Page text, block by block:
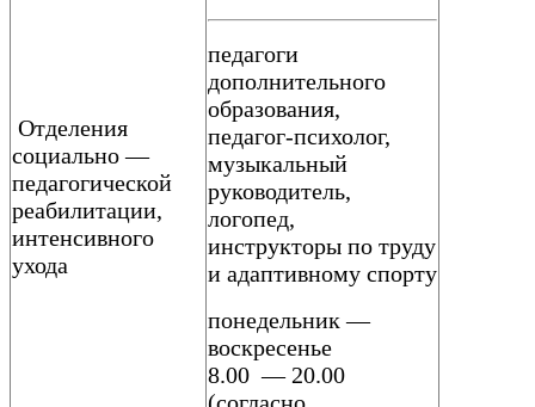
Отделения
социально —
педагогической
реабилитации,
интенсивного
ухода
педагоги
дополнительного
образования,
педагог-психолог,
музыкальный
руководитель,
логопед,
инструкторы по труду
и адаптивному спорту
понедельник —
воскресенье
8.00 — 20.00
(согласно